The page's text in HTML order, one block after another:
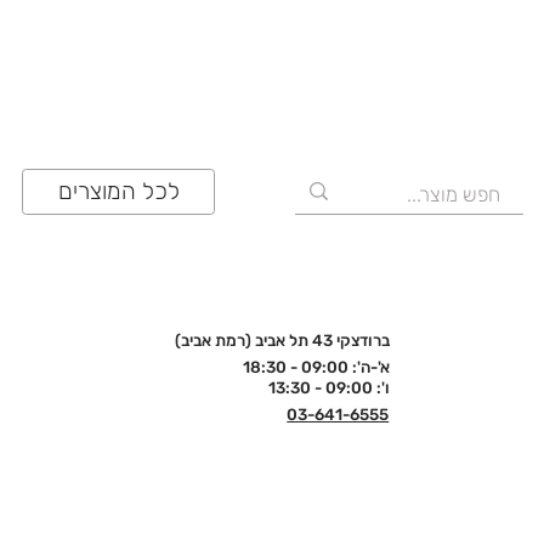
לכל המוצרים
ברודצקי 43 תל אביב (רמת אביב)
א'-ה': 09:00 - 18:30
ו': 09:00 - 13:30
03-641-6555